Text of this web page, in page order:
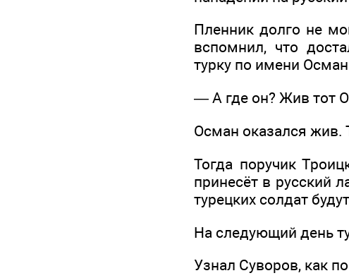
Пленник долго не
вспомнил, что
турку по имени
— А где он? Жив тот
Осман оказался жив.
Тогда поручик
принесёт в русский
турецких солдат
На следующий день
Узнал Суворов, как